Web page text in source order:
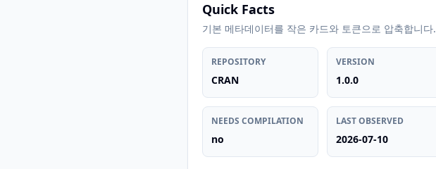
Quick Facts
기본 메타데이터를 작은 카드와 토큰으로 압축합니다.
REPOSITORY
CRAN
VERSION
1.0.0
NEEDS COMPILATION
no
LAST OBSERVED
2026-07-10